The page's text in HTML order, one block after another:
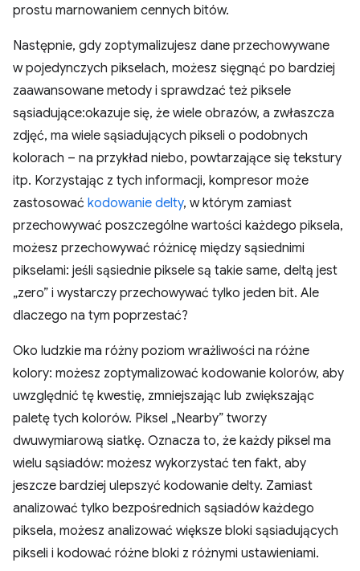
prostu marnowaniem cennych bitów.
Następnie, gdy zoptymalizujesz dane przechowywane
w pojedynczych pikselach, możesz sięgnąć po bardziej
zaawansowane metody i sprawdzać też piksele
sąsiadujące:okazuje się, że wiele obrazów, a zwłaszcza
zdjęć, ma wiele sąsiadujących pikseli o podobnych
kolorach – na przykład niebo, powtarzające się tekstury
itp. Korzystając z tych informacji, kompresor może
zastosować kodowanie delty, w którym zamiast
przechowywać poszczególne wartości każdego piksela,
możesz przechowywać różnicę między sąsiednimi
pikselami: jeśli sąsiednie piksele są takie same, deltą jest
„zero” i wystarczy przechowywać tylko jeden bit. Ale
dlaczego na tym poprzestać?
Oko ludzkie ma różny poziom wrażliwości na różne
kolory: możesz zoptymalizować kodowanie kolorów, aby
uwzględnić tę kwestię, zmniejszając lub zwiększając
paletę tych kolorów. Piksel „Nearby” tworzy
dwuwymiarową siatkę. Oznacza to, że każdy piksel ma
wielu sąsiadów: możesz wykorzystać ten fakt, aby
jeszcze bardziej ulepszyć kodowanie delty. Zamiast
analizować tylko bezpośrednich sąsiadów każdego
piksela, możesz analizować większe bloki sąsiadujących
pikseli i kodować różne bloki z różnymi ustawieniami.